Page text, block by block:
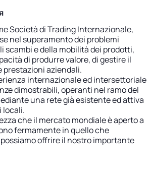
Società di Trading Internazionale,
nel superamento dei problemi
scambi e della mobilità dei prodotti,
di produrre valore, di gestire il
prestazioni aziendali.
internazionale ed intersettoriale
dimostrabili, operanti nel ramo del
una rete già esistente ed attiva
locali.
che il mercato mondiale è aperto a
fermamente in quello che
offrire il nostro importante